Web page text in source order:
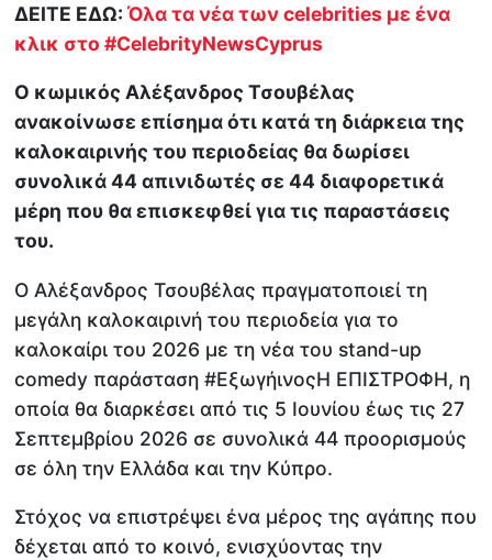
ΔΕΙΤΕ ΕΔΩ:Όλα τα νέα των celebrities με ένα
κλικ στο #CelebrityNewsCyprus
Ο κωμικός Αλέξανδρος Τσουβέλας
ανακοίνωσε επίσημα ότι κατά τη διάρκεια της
καλοκαιρινής του περιοδείας θα δωρίσει
συνολικά 44 απινιδωτές σε 44 διαφορετικά
μέρη που θα επισκεφθεί για τις παραστάσεις
του.
Ο Αλέξανδρος Τσουβέλας πραγματοποιεί τη
μεγάλη καλοκαιρινή του περιοδεία για το
καλοκαίρι του 2026 με τη νέα του stand-up
comedy παράσταση #ΕξωγήινοςΗ ΕΠΙΣΤΡΟΦΗ, η
οποία θα διαρκέσει από τις 5 Ιουνίου έως τις 27
Σεπτεμβρίου 2026 σε συνολικά 44 προορισμούς
σε όλη την Ελλάδα και την Κύπρο.
Στόχος να επιστρέψει ένα μέρος της αγάπης που
δέχεται από το κοινό, ενισχύοντας την